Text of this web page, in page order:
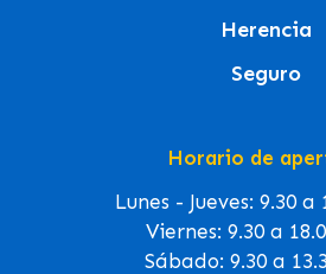
Herencia
Seguro
Horario de
Lunes - Jueves: 9.30 a
Viernes: 9.30 a
Sábado: 9.30 a